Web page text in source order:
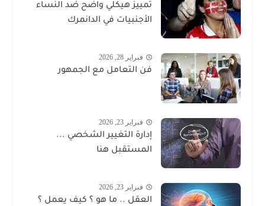
تمييز هيكلي واضح ضد النساء
الأجنبيات في الدانمرك
فبراير 28, 2026
فن التعامل مع الجمهور
فبراير 23, 2026
إدارة التغيير الشخصي ...
المستقبل هنا
فبراير 23, 2026
العقل .. ما هو ؟ كيف يعمل ؟